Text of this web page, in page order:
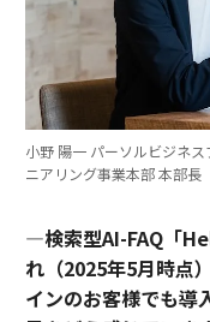
小野 陽一 パーソルビジネ
ニアリング事業本部 本部長
―検索型AI-FAQ「
れ（2025年5月時点
インのお客様でも導